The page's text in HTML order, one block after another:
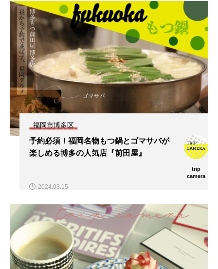
福岡市博多区
予約必須！福岡名物もつ鍋とゴマサバが
楽しめる博多の人気店『前田屋』
trip
camera
2024.03.15